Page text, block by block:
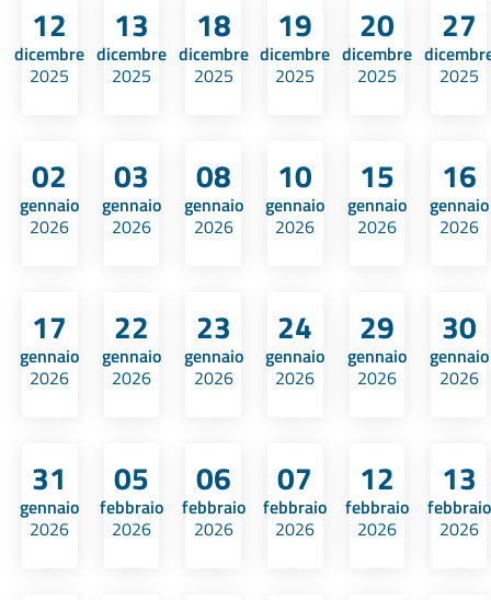
12
dicembre
2025
13
dicembre
2025
18
dicembre
2025
19
dicembre
2025
20
dicembre
2025
27
2025
02
gennaio
2026
03
gennaio
2026
08
gennaio
2026
10
gennaio
2026
15
gennaio
2026
16
gennaio
2026
17
gennaio
2026
22
gennaio
2026
23
gennaio
2026
24
gennaio
2026
29
gennaio
2026
30
gennaio
2026
31
gennaio
2026
05
febbraio
2026
06
febbraio
2026
07
febbraio
2026
12
febbraio
2026
13
febbraio
2026